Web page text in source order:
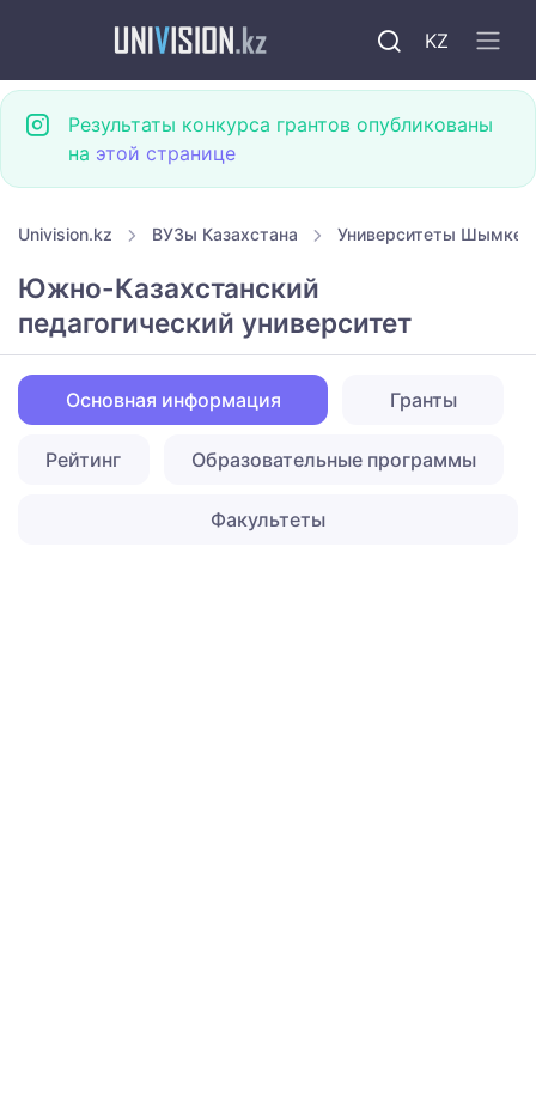
KZ
Результаты конкурса грантов опубликованы
на этой странице
Univision.kz ВУЗы Казахстана Университеты
Южно-Казахстанский
педагогический университет
Основная информация Гранты
Рейтинг Образовательные программы
Факультеты